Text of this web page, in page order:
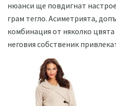
нюанси ще повдигнат
грам тегло. Асиметрията,
комбинация от няколко
неговия собственик